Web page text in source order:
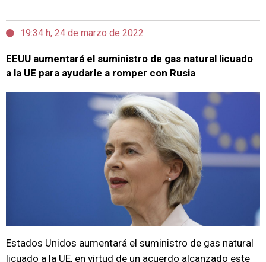
19:34 h, 24 de marzo de 2022
EEUU aumentará el suministro de gas natural licuado
a la UE para ayudarle a romper con Rusia
Estados Unidos aumentará el suministro de gas natural
licuado a la UE, en virtud de un acuerdo alcanzado este